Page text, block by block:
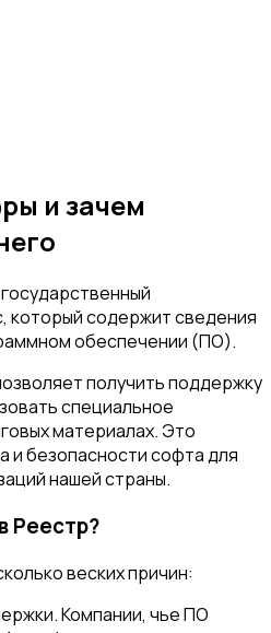
и зачем
который содержит сведения
обеспечении (ПО).
получить поддержку
специальное
материалах. Это
и безопасности софта для
нашей страны.
Реестр?
веских причин:
Компании, чье ПО